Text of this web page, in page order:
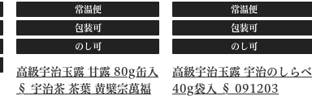
常温便
包装可
のし可
高級宇治玉露 甘露 80g缶入
§ 宇治茶 茶葉 黄檗宗萬福
常温便
包装可
のし可
高級宇治玉露 宇治のしらべ
40g袋入 § 091203